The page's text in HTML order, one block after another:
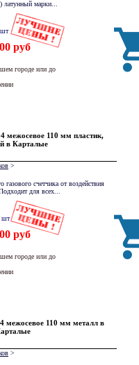
латунный марки...
руб
городе или до
межосевое 110 мм пластик,
в Карталые
>
счетчика от воздействия
для всех...
руб
городе или до
шт
межосевое 110 мм металл в
>